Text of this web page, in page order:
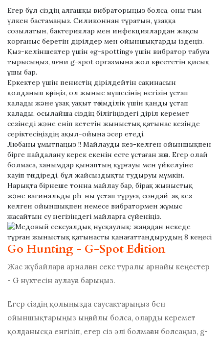
Егер бұл сіздің алғашқы вибраторыңыз болса, оны тым
үлкен бастамаңыз. Силиконнан тұратын, ұзаққа
созылатын, бактериялар мен инфекциялардан жақсы
қорғаныс беретін дірілдер мен ойыншықтарды іздеңіз.
Қыз-келіншектер үшін «g-spotting» үшін вибратор табуға
тырысыңыз, яғни g-spot оргазмына жол көрсететін қисық
ұшы бар.
Еркектер үшін пенистің дірілдейтін сақинасын
қолданып көріңіз, ол жыныс мүшесінің негізін ұстап
қалады және ұзақ уақыт төзімділік үшін қанды ұстап
қалады, осылайша сіздің білігіңіздегі діріл керемет
сезінеді және еніп кететін жыныстық қатынас кезінде
серіктесіңіздің ақыл-ойына әсер етеді.
Любаны ұмытпаңыз !! Майлауды кез-келген ойыншықпен
бірге пайдалану керек екенін есте ұстаған жөн. Егер олай
болмаса, ханымдар қынаптың құрғауы мен үйкелуіне
қауіп төндіреді, бұл жайсыздықты тудыруы мүмкін.
Нарықта бірнеше тонна майлау бар, бірақ жыныстық
және вагинальды ph-ны ұстап тұруға, сондай-ақ кез-
келген ойыншықпен немесе вибратормен жұмыс
жасайтын су негізіндегі майларға сүйеніңіз.
Go Hunting - G-Spot Edition
Жас жұбайларға арналған секс туралы арнайы кеңестер
- G нүктесін аулауға барыңыз.
Егер сіздің қолыңызда саусақтарыңыз бен
ойыншықтарыңыз ыңғайлы болса, оларды керемет
қолданысқа енгізіп, егер сіз әлі болмаған болсаңыз, g-